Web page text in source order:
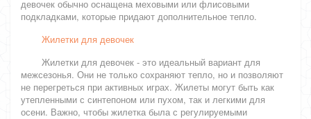
девочек обычно оснащена меховыми или флисовыми
подкладками, которые придают дополнительное тепло.
Жилетки для девочек
Жилетки для девочек - это идеальный вариант для
межсезонья. Они не только сохраняют тепло, но и позволяют
не перегреться при активных играх. Жилеты могут быть как
утепленными с синтепоном или пухом, так и легкими для
осени. Важно, чтобы жилетка была с регулируемыми